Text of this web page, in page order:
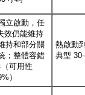
立啟動，任
效仍能維持
持和部分關
；整體容錯
可用性
）
熱啟動
典型